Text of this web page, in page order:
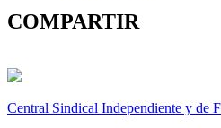
COMPARTIR
Central Sindical Independiente y de